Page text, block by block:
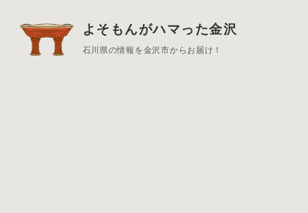
よそもんがハマった金沢
石川県の情報を金沢市からお届け！